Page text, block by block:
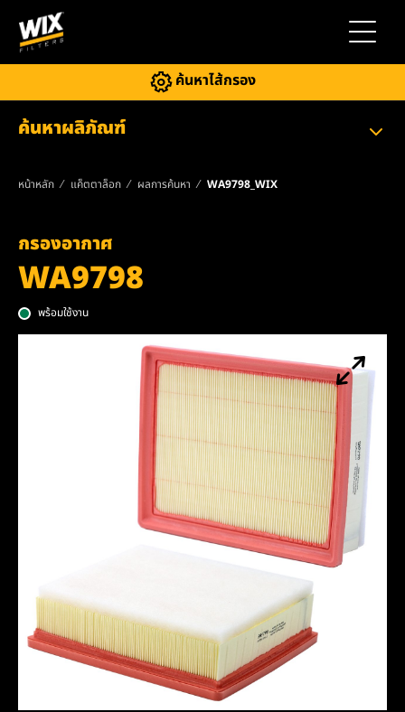
สลับการ
ค้นหาไส้กรอง
ค้นหาผลิภัณฑ์
หน้าหลัก แค็ตตาล็อก ผลการค้นหา WA9798_WIX
กรองอากาศ
WA9798
พร้อมใช้งาน